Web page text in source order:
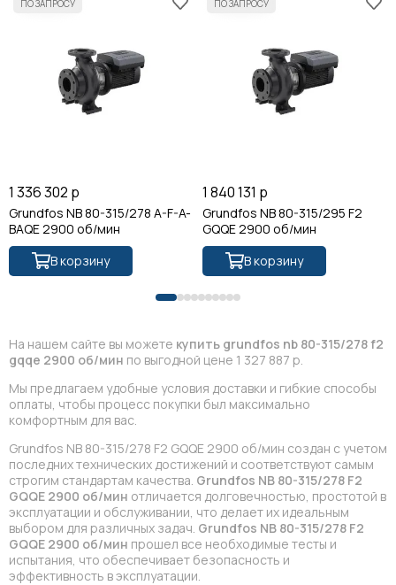
1 336 302 р
Grundfos NB 80-315/278 A-F-A-
BAQE 2900 об/мин
В корзину
1 840 131 р
Grundfos NB 80-315/295 F2
GQQE 2900 об/мин
В корзину
На нашем сайте вы можете купить grundfos nb 80-315/278 f2
gqqe 2900 об/мин по выгодной цене 1 327 887 р.
Мы предлагаем удобные условия доставки и гибкие способы
оплаты, чтобы процесс покупки был максимально
комфортным для вас.
Grundfos NB 80-315/278 F2 GQQE 2900 об/мин создан с учетом
последних технических достижений и соответствуют самым
строгим стандартам качества. Grundfos NB 80-315/278 F2
GQQE 2900 об/мин отличается долговечностью, простотой в
эксплуатации и обслуживании, что делает их идеальным
выбором для различных задач. Grundfos NB 80-315/278 F2
GQQE 2900 об/мин прошел все необходимые тесты и
испытания, что обеспечивает безопасность и
эффективность в эксплуатации.